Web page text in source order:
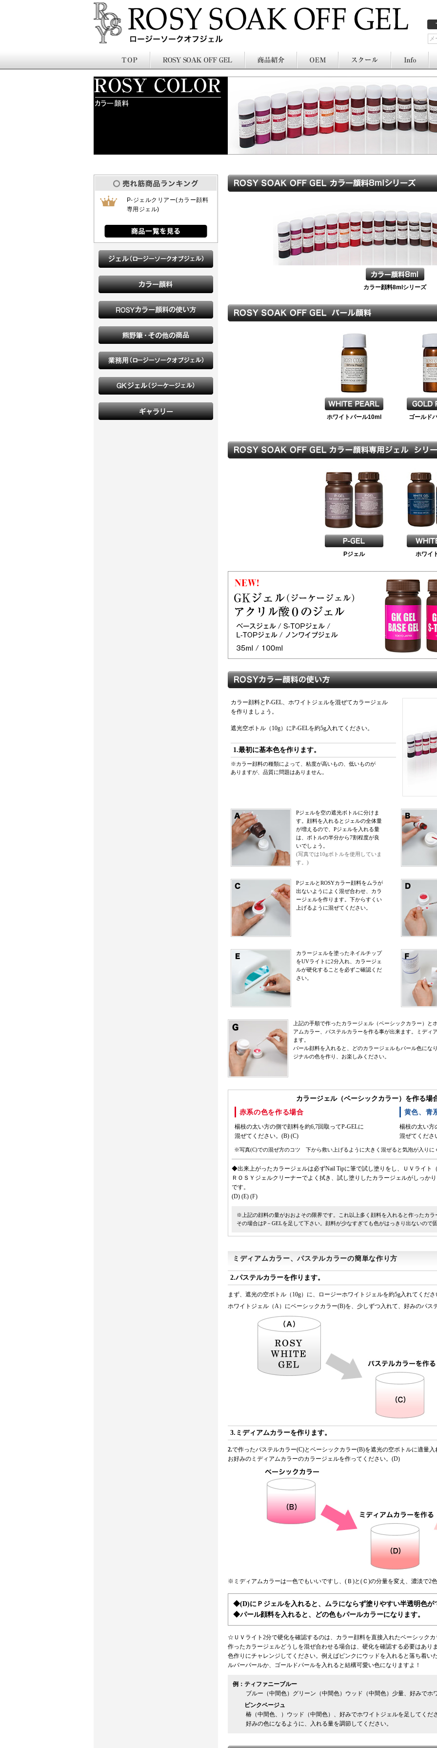
P-ジェルクリアー(カラー顔料
専用ジェル)
カラー顔料8mlシリーズ
ホワイトパール10ml ゴールド
Pジェル ホワイ
カラー顔料とP-GEL、ホワイトジェルを混ぜてカラージェル
を作りましょう。
遮光空ボトル（10g）にP-GELを約5g入れてください。
1.最初に基本色を作ります。
※カラー顔料の種類によって、粘度が高いもの、低いものが
ありますが、品質に問題はありません。
Pジェルを空の遮光ボトルに分けま
す。顔料を入れるとジェルの全体量
が増えるので、Pジェルを入れる量
は、ボトルの半分から7割程度が良
いでしょう。
(写真では10gボトルを使用していま
す。)
PジェルとROSYカラー顔料をムラが
出ないようによく混ぜ合わせ、カラ
ージェルを作ります。下からすくい
上げるように混ぜてください。
カラージェルを塗ったネイルチップ
をUVライトに2分入れ、カラージェ
ルが硬化することを必ずご確認くだ
さい。
上記の手順で作ったカラージェル（ベーシックカラー）
アムカラー、パステルカラーを作る事が出来ます。ミディ
ます。
パール顔料を入れると、どのカラージェルもパール色にな
ジナルの色を作り、お楽しみください。
カラージェル（ベーシックカラー）を作る場
赤系の色を作る場合
楊枝の太い方の側で顔料を約6,7回取ってP-GELに
混ぜてください。(B) (C)
黄色、青
楊枝の太い方
混ぜてくださ
※写真(C)での混ぜ方のコツ 下から救い上げるように大きく混ぜると気泡が入りに
◆出来上がったカラージェルは必ずNail Tipに筆で試し塗りをし、ＵＶライト
ＲＯＳＹジェルクリーナーでよく拭き、試し塗りしたカラージェルがしっか
です。
(D) (E) (F)
※上記の顔料の量がおおよその限界です。これ以上多く顔料を入れると作ったカ
その場合はP－GELを足して下さい。顔料が少なすぎても色がはっきり出ないので
ミディアムカラー、パステルカラーの簡単な作り方
2.パステルカラーを作ります。
まず、遮光の空ボトル（10g）に、ロージーホワイトジェルを約5g入れてくだ
ホワイトジェル（A）にベーシックカラー(B)を、少しずつ入れて、好みのパス
3.ミディアムカラーを作ります。
2.で作ったパステルカラー(C)とベーシックカラー(B)を遮光の空ボトルに適量入
お好みのミディアムカラーのカラージェルを作ってください。(D)
※ミディアムカラーは一色でもいいですし、(Ｂ)と(Ｃ)の分量を変え、濃淡で2
◆(D)にＰジェルを入れると、ムラにならず塗りやすい半透明色が
◆パール顔料を入れると、どの色もパールカラーになります。
☆ＵＶライト2分で硬化を確認するのは、カラー顔料を直接入れたベーシック
作ったカラージェルどうしを混ぜ合わせる場合は、硬化を確認する必要はあり
色作りにチャレンジしてください。例えばピンクにウッドを入れると落ち着い
ルバーパールか、ゴールドパールを入れると結構可愛い色になりますよ！
例：ティファニーブルー
ブルー（中間色）グリーン（中間色）ウッド（中間色）少量、好みでホ
ピンクベージュ
椿（中間色、）ウッド（中間色）、好みでホワイトジェルを足してくだ
好みの色になるように、入れる量を調節してください。